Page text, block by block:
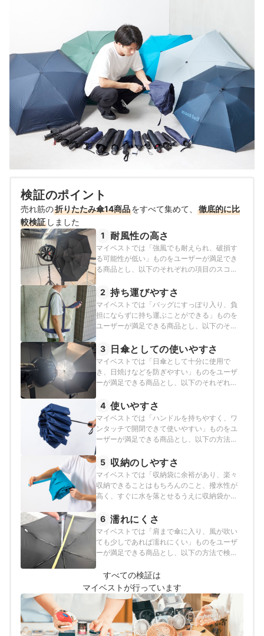
検証のポイント
売れ筋の折りたたみ傘14商品をすべて集めて、
徹底的に比
較検証 しました
1 耐風性の高さ
マイベストでは「強風でも耐えられ、破損す
る可能性が低い」ものをユーザーが満足でき
る商品とし、以下のそれぞれの項目のスコア
た。
2 持ち運びやすさ
マイベストでは「バッグにすっぽり入り、負
担にならずに持ち運ぶことができる」ものを
ユーザーが満足できる商品とし、以下のそれ
をスコア化しました。
3 日傘としての使いやすさ
マイベストでは「日傘として十分に使用で
き、日焼けなどを防ぎやすい」ものをユーザ
ーが満足できる商品とし、以下のそれぞれの
ア化しました。
4 使いやすさ
マイベストでは「ハンドルを持ちやすく、ワ
ンタッチで開閉できて使いやすい」ものをユ
ーザーが満足できる商品とし、以下の方法で
5 収納のしやすさ
マイベストでは「収納袋に余裕があり、楽々
収納できることはもちろんのこと、撥水性が
高く、すぐに水を落とせるうえに収納袋から
ーが満足できる商品とし、以下の方法で検証
を行いました。
6 濡れにくさ
マイベストでは「肩まで傘に入り、風が吹い
ても少しであれば濡れにくい」ものをユーザ
ーが満足できる商品とし、以下の方法で検証
すべての検証は
マイベストが行っています